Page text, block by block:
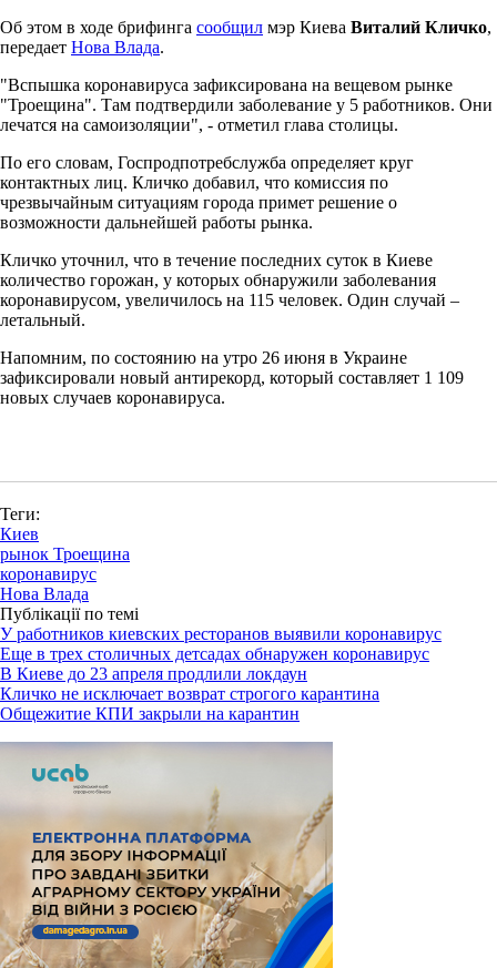
Об этом в ходе брифинга сообщил мэр Киева Виталий Кличко,
передает Нова Влада.
"Вспышка коронавируса зафиксирована на вещевом рынке
"Троещина". Там подтвердили заболевание у 5 работников. Они
лечатся на самоизоляции", - отметил глава столицы.
По его словам, Госпродпотребслужба определяет круг
контактных лиц. Кличко добавил, что комиссия по
чрезвычайным ситуациям города примет решение о
возможности дальнейшей работы рынка.
Кличко уточнил, что в течение последних суток в Киеве
количество горожан, у которых обнаружили заболевания
коронавирусом, увеличилось на 115 человек. Один случай –
летальный.
Напомним, по состоянию на утро 26 июня в Украине
зафиксировали новый антирекорд, который составляет 1 109
новых случаев коронавируса.
Теги:
Киев
рынок Троещина
коронавирус
Нова Влада
Публікації по темі
У работников киевских ресторанов выявили коронавирус
Еще в трех столичных детсадах обнаружен коронавирус
В Киеве до 23 апреля продлили локдаун
Кличко не исключает возврат строгого карантина
Общежитие КПИ закрыли на карантин